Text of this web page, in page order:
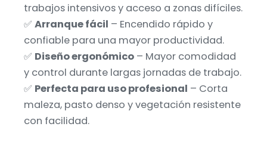
trabajos intensivos y acceso a zonas difíciles.
✅ Arranque fácil – Encendido rápido y
confiable para una mayor productividad.
✅ Diseño ergonómico – Mayor comodidad
y control durante largas jornadas de trabajo.
✅ Perfecta para uso profesional – Corta
maleza, pasto denso y vegetación resistente
con facilidad.